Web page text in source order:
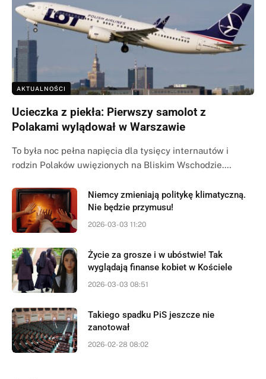
AKTUALNOŚCI
Ucieczka z piekła: Pierwszy samolot z
Polakami wylądował w Warszawie
To była noc pełna napięcia dla tysięcy internautów i
rodzin Polaków uwięzionych na Bliskim Wschodzie.…
Niemcy zmieniają politykę klimatyczną.
Nie będzie przymusu!
2026-03-03 11:20
Życie za grosze i w ubóstwie! Tak
wyglądają finanse kobiet w Kościele
2026-03-03 08:51
Takiego spadku PiS jeszcze nie
zanotował
2026-02-28 08:02